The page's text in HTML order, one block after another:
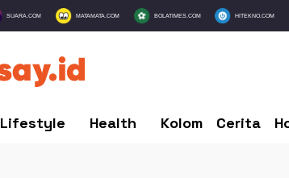
SUARA.COM MATAMATA.COM BOLATIMES.COM HITEKNO.COM
Lifestyle Health Kolom Cerita